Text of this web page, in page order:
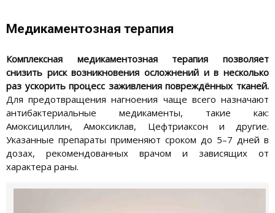
Медикаментозная терапия
Комплексная медикаментозная терапия позволяет
снизить риск возникновения осложнений и в несколько
раз ускорить процесс заживления повреждённых тканей.
Для предотвращения нагноения чаще всего назначают
антибактериальные медикаменты, такие как:
Амоксициллин, Амоксиклав, Цефтриаксон и другие.
Указанные препараты применяют сроком до 5–7 дней в
дозах, рекомендованных врачом и зависящих от
характера раны.